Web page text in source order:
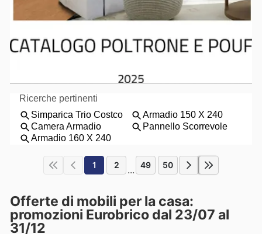
1 2 ... 49 50
Offerte di mobili per la casa:
promozioni Eurobrico dal 23/07 al
31/12